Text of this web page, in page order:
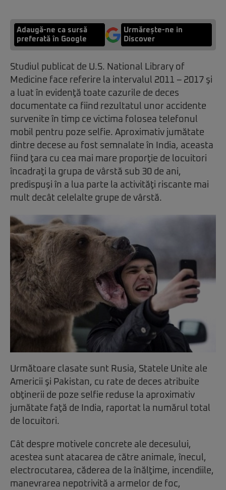
Adaugă-ne ca sursă
preferată în Google
Urmărește-ne in
Discover
Studiul publicat de U.S. National Library of
Medicine face referire la intervalul 2011 – 2017 şi
a luat în evidenţă toate cazurile de deces
documentate ca fiind rezultatul unor accidente
survenite în timp ce victima folosea telefonul
mobil pentru poze selfie. Aproximativ jumătate
dintre decese au fost semnalate în India, aceasta
fiind ţara cu cea mai mare proporţie de locuitori
încadraţi la grupa de vârstă sub 30 de ani,
predispuşi în a lua parte la activităţi riscante mai
mult decât celelalte grupe de vârstă.
Următoare clasate sunt Rusia, Statele Unite ale
Americii şi Pakistan, cu rate de deces atribuite
obţinerii de poze selfie reduse la aproximativ
jumătate faţă de India, raportat la numărul total
de locuitori.
Cât despre motivele concrete ale decesului,
acestea sunt atacarea de către animale, înecul,
electrocutarea, căderea de la înălţime, incendiile,
manevrarea nepotrivită a armelor de foc,